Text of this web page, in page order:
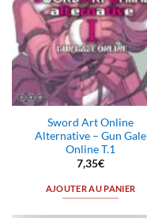
Sword Art Online
Alternative – Gun Gale
Online T.1
7,35€
AJOUTER AU PANIER